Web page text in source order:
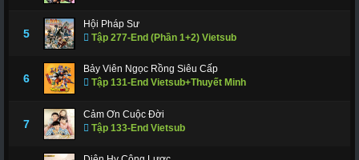
5
Hội Pháp Sư
Tập 277-End (Phần 1+2) Vietsub
6
Bảy Viên Ngọc Rồng Siêu Cấp
Tập 131-End Vietsub+Thuyết Minh
7
Cảm Ơn Cuộc Đời
Tập 133-End Vietsub